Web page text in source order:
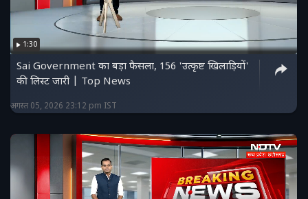
1:30
Sai Government का बड़ा फैसला, 156 'उत्कृष्ट खिलाड़ियों'
की लिस्ट जारी | Top News
अगस्त 05, 2026 23:12 pm IST